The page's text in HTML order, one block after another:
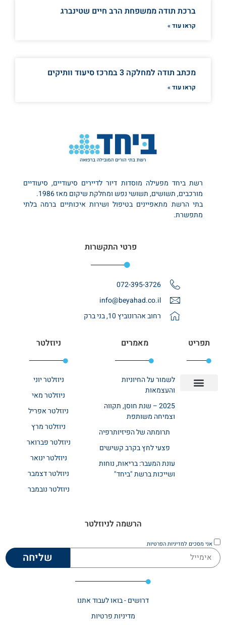
ברכת תודה ממשפחת הרב חיים שטינברג
קראו עוד »
מכתב תודה למחלקה 3 במרכז סיעוד וותיקים
קראו עוד »
רשת ביחד מפעילה מוסדות דיור לדיירים סיעודיים, סיעודיים
מורכבים, תשושים, תשושי נפש ומחלקת שיקום מאז 1986.
בתי הרשת מתאפיינים בטיפול ושירות איכותיים ברמה בלתי
מתפשרת.
פרטי התקשרות
072-395-3726
info@beyahad.co.il
רחוב אהרונוביץ 10, בני ברק
תפריט מאמרים
לשמור על החיוניות
והעצמאות
2025 – שנת חוסן, תקווה
וצמיחה משותפת
תרומתה של הפיזיותרפיה
פצעי לחץ בקרב קשישים
עונת המעבר: בריאות, נוחות
ושייכות ברשת "ביחד"
ניוזלטר
ניוזלטר יוני
ניוזלטר מאי
ניוזלטר אפריל
ניוזלטר מרץ
ניוזלטר פברואר
ניוזלטר ינואר
ניוזלטר דצמבר
ניוזלטר נובמבר
הרשמה לניוזלטר
אני מסכים למדיניות הפרטיות
שליחה
דרושים - בואו לעבוד אתנו
מדיניות פרטיות